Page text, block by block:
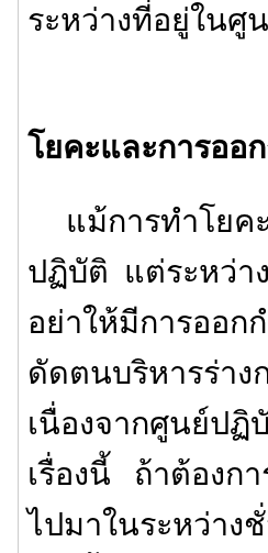
ระหว่างที่อยู่ในศู
โยคะและการออ
แม้การทำโยคะ
ปฏิบัติ แต่ระหว่า
อย่าให้มีการออก
ดัดตนบริหารร่าง
เนื่องจากศูนย์ปฏิ
เรื่องนี้ ถ้าต้องก
ไปมาในระหว่าง